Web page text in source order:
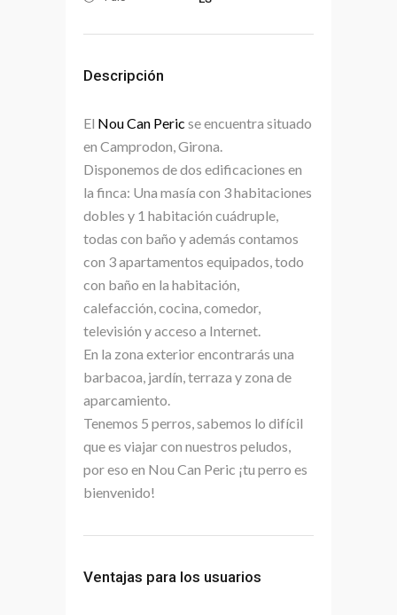
Descripción
El Nou Can Peric se encuentra situado
en Camprodon, Girona.
Disponemos de dos edificaciones en
la finca: Una masía con 3 habitaciones
dobles y 1 habitación cuádruple,
todas con baño y además contamos
con 3 apartamentos equipados, todo
con baño en la habitación,
calefacción, cocina, comedor,
televisión y acceso a Internet.
En la zona exterior encontrarás una
barbacoa, jardín, terraza y zona de
aparcamiento.
Tenemos 5 perros, sabemos lo difícil
que es viajar con nuestros peludos,
por eso en Nou Can Peric ¡tu perro es
bienvenido!
Ventajas para los usuarios